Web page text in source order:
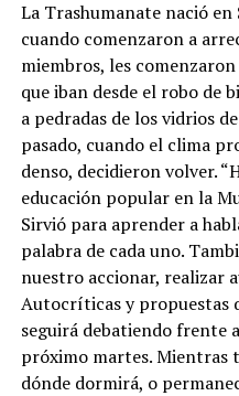
La Trashumanate nació
cuando comenzaron a
miembros, les
que iban desde el robo de
a pedradas de los vidrios
pasado, cuando el clima
denso, decidieron volver.
educación popular en la
Sirvió para aprender a
palabra de cada uno.
nuestro accionar, realizar
Autocríticas y propuestas
seguirá debatiendo frente
próximo martes. Mientras
dónde dormirá, o